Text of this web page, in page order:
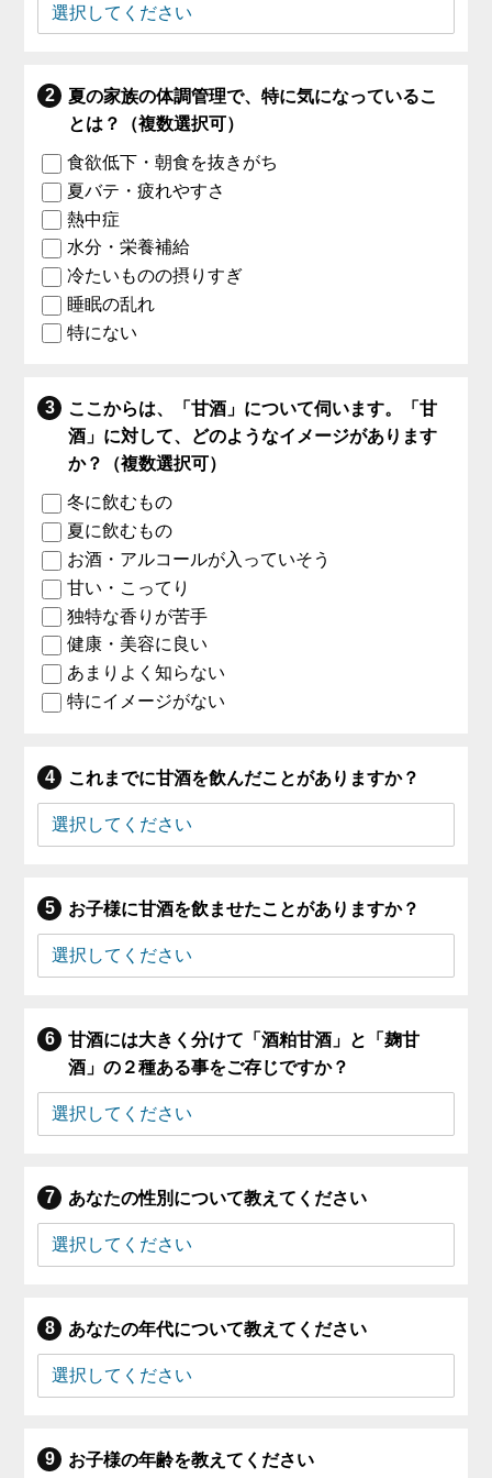
夏の家族の体調管理で、特に気になっているこ
とは？（複数選択可）
食欲低下・朝食を抜きがち
夏バテ・疲れやすさ
熱中症
水分・栄養補給
冷たいものの摂りすぎ
睡眠の乱れ
特にない
ここからは、「甘酒」について伺います。「甘
酒」に対して、どのようなイメージがあります
か？（複数選択可）
冬に飲むもの
夏に飲むもの
お酒・アルコールが入っていそう
甘い・こってり
独特な香りが苦手
健康・美容に良い
あまりよく知らない
特にイメージがない
これまでに甘酒を飲んだことがありますか？
お子様に甘酒を飲ませたことがありますか？
甘酒には大きく分けて「酒粕甘酒」と「麹甘
酒」の２種ある事をご存じですか？
あなたの性別について教えてください
あなたの年代について教えてください
お子様の年齢を教えてください